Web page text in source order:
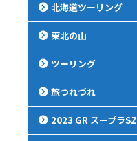
北海道ツーリング
東北の山
ツーリング
旅つれづれ
2023 GR スープラSZ